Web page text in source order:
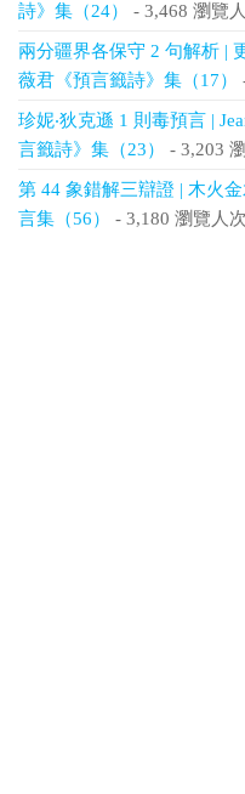
詩》集（24）
- 3,468 瀏覽
兩分疆界各保守 2 句解析 |
薇君《預言籤詩》集（17）
珍妮‧狄克遜 1 則毒預言 |
言籤詩》集（23）
- 3,203
第 44 象錯解三辯證 | 木火
言集（56）
- 3,180 瀏覽人次